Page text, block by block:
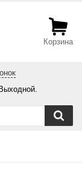
Корзина